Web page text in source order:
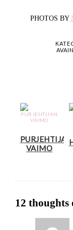
PHOTOS BY
PURJEHTIJAN
VAIMO
12 thoughts